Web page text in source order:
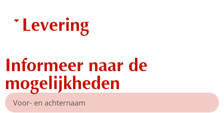
Levering
Informeer naar de
mogelijkheden